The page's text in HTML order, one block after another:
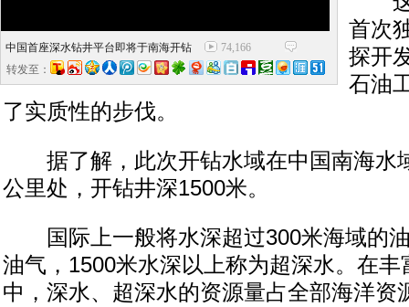
中国首座深水钻井平台即将于南海开钻
74,166
转发至：
首次
探开
石油
了实质性的步伐。
据了解，此次开钻水域在中国南海水
公里处，开钻井深1500米。
国际上一般将水深超过300米海域的
油气，1500米水深以上称为超深水。在
中，深水、超深水的资源量占全部海洋资